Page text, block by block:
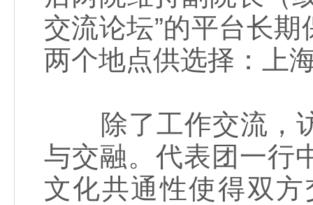
交流论坛”的平台长
两个地点供选择：上
除了工作交流，访
与交融。代表团一行
文化共通性使得双